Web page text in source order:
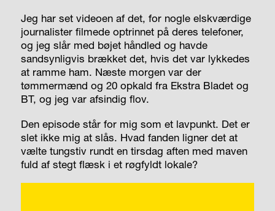
Jeg har set videoen af det, for nogle elskværdige
journalister filmede optrinnet på deres telefoner,
og jeg slår med bøjet håndled og havde
sandsynligvis brækket det, hvis det var lykkedes
at ramme ham. Næste morgen var der
tømmermænd og 20 opkald fra Ekstra Bladet og
BT, og jeg var afsindig flov.
Den episode står for mig som et lavpunkt. Det er
slet ikke mig at slås. Hvad fanden ligner det at
vælte tungstiv rundt en tirsdag aften med maven
fuld af stegt flæsk i et røgfyldt lokale?